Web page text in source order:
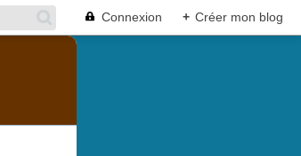
Connexion + Créer mon blog